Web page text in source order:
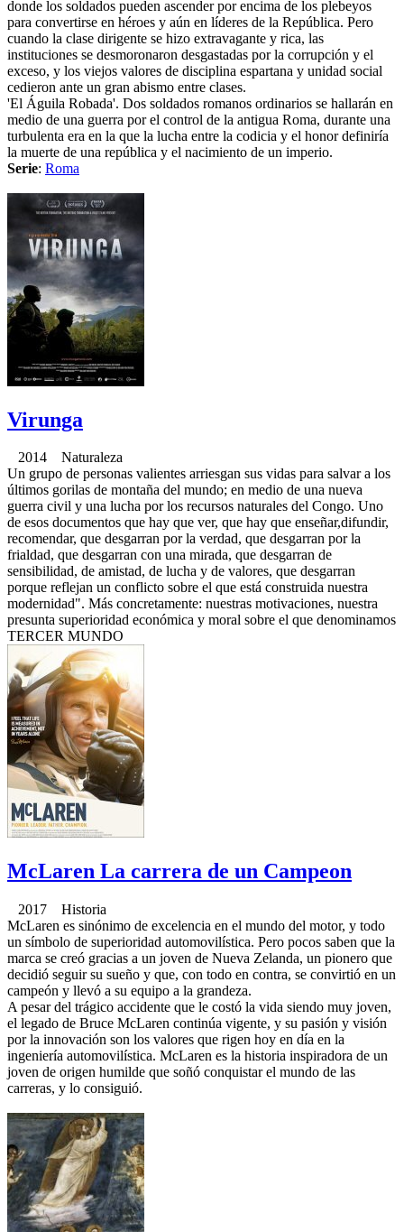
donde los soldados pueden ascender por encima de los plebeyos
para convertirse en héroes y aún en líderes de la República. Pero
cuando la clase dirigente se hizo extravagante y rica, las
instituciones se desmoronaron desgastadas por la corrupción y el
exceso, y los viejos valores de disciplina espartana y unidad social
cedieron ante un gran abismo entre clases.
'El Águila Robada'. Dos soldados romanos ordinarios se hallarán en
medio de una guerra por el control de la antigua Roma, durante una
turbulenta era en la que la lucha entre la codicia y el honor definiría
la muerte de una república y el nacimiento de un imperio.
Serie: Roma
Virunga
2014 Naturaleza
Un grupo de personas valientes arriesgan sus vidas para salvar a los
últimos gorilas de montaña del mundo; en medio de una nueva
guerra civil y una lucha por los recursos naturales del Congo. Uno
de esos documentos que hay que ver, que hay que enseñar,difundir,
recomendar, que desgarran por la verdad, que desgarran por la
frialdad, que desgarran con una mirada, que desgarran de
sensibilidad, de amistad, de lucha y de valores, que desgarran
porque reflejan un conflicto sobre el que está construida nuestra
modernidad". Más concretamente: nuestras motivaciones, nuestra
presunta superioridad económica y moral sobre el que denominamos
TERCER MUNDO
McLaren La carrera de un Campeon
2017 Historia
McLaren es sinónimo de excelencia en el mundo del motor, y todo
un símbolo de superioridad automovilística. Pero pocos saben que la
marca se creó gracias a un joven de Nueva Zelanda, un pionero que
decidió seguir su sueño y que, con todo en contra, se convirtió en un
campeón y llevó a su equipo a la grandeza.
A pesar del trágico accidente que le costó la vida siendo muy joven,
el legado de Bruce McLaren continúa vigente, y su pasión y visión
por la innovación son los valores que rigen hoy en día en la
ingeniería automovilística. McLaren es la historia inspiradora de un
joven de origen humilde que soñó conquistar el mundo de las
carreras, y lo consiguió.